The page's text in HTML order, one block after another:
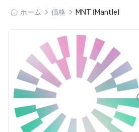
ホーム 価格 MNT (Mantle)